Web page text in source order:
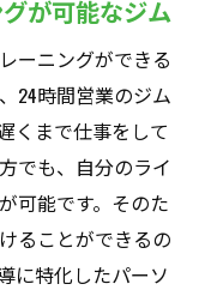
が可能なジム
ーニングができる
24時間営業のジム
くまで仕事をして
でも、自分のライ
可能です。そのた
ることができるの
に特化したパーソ